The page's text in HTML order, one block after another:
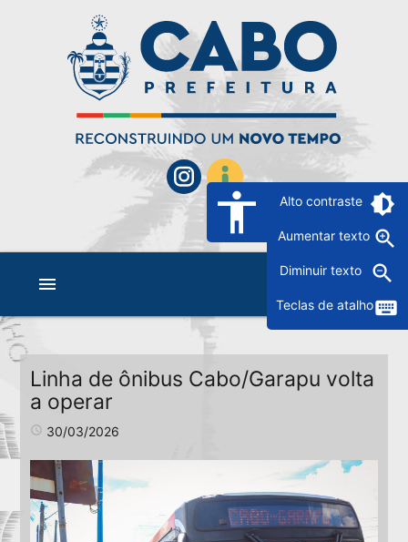
accessibility Alto contraste brightness_6
Aumentar texto zoom_in
Diminuir texto zoom_out
Teclas de atalhokeyboard
menu
Linha de ônibus Cabo/Garapu volta
a operar
access_time 30/03/2026